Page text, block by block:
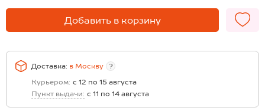
Добавить в корзину
Доставка: в Москву
?
Курьером: с 12 по 15 августа
Пункт выдачи: с 11 по 14 августа